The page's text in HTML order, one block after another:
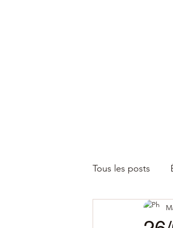
Tous les posts